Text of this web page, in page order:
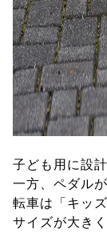
子ども用に設
一方、ペダル
転車は「キッ
サイズが大き